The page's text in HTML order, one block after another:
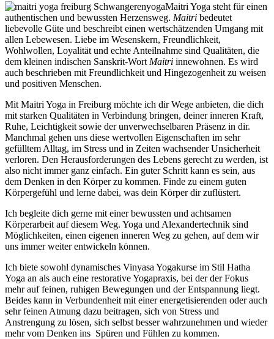
Maitri Yoga steht für einen
authentischen und bewussten Herzensweg. Maitri bedeutet
liebevolle Güte und beschreibt einen wertschätzenden Umgang mit
allen Lebewesen. Liebe im Wesenskern, Freundlichkeit,
Wohlwollen, Loyalität und echte Anteilnahme sind Qualitäten, die
dem kleinen indischen Sanskrit-Wort Maitri innewohnen. Es wird
auch beschrieben mit Freundlichkeit und Hingezogenheit zu weisen
und positiven Menschen.
Mit Maitri Yoga in Freiburg möchte ich dir Wege anbieten, die dich
mit starken Qualitäten in Verbindung bringen, deiner inneren Kraft,
Ruhe, Leichtigkeit sowie der unverwechselbaren Präsenz in dir.
Manchmal gehen uns diese wertvollen Eigenschaften im sehr
gefülltem Alltag, im Stress und in Zeiten wachsender Unsicherheit
verloren. Den Herausforderungen des Lebens gerecht zu werden, ist
also nicht immer ganz einfach. Ein guter Schritt kann es sein, aus
dem Denken in den Körper zu kommen. Finde zu einem guten
Körpergefühl und lerne dabei, was dein Körper dir zuflüstert.
Ich begleite dich gerne mit einer bewussten und achtsamen
Körperarbeit auf diesem Weg. Yoga und Alexandertechnik sind
Möglichkeiten, einen eigenen inneren Weg zu gehen, auf dem wir
uns immer weiter entwickeln können.
Ich biete sowohl dynamisches Vinyasa Yogakurse im Stil Hatha
Yoga an als auch eine restorative Yogapraxis, bei der der Fokus
mehr auf feinen, ruhigen Bewegungen und der Entspannung liegt.
Beides kann in Verbundenheit mit einer energetisierenden oder auch
sehr feinen Atmung dazu beitragen, sich von Stress und
Anstrengung zu lösen, sich selbst besser wahrzunehmen und wieder
mehr vom Denken ins Spüren und Fühlen zu kommen.